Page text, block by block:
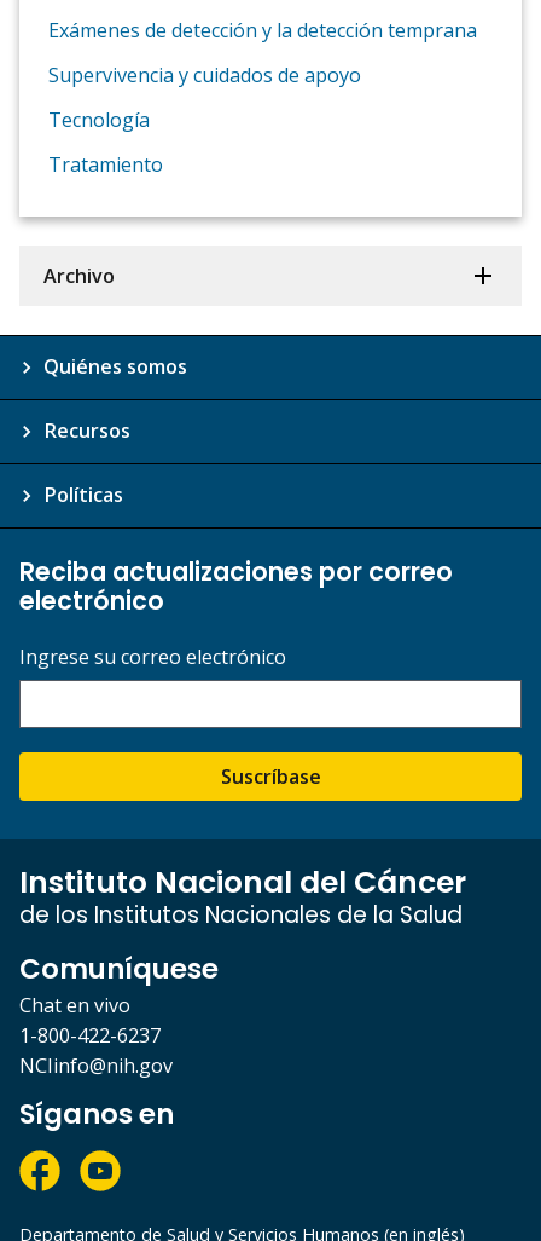
Exámenes de detección y la detección temprana
Supervivencia y cuidados de apoyo
Tecnología
Tratamiento
Archivo
Quiénes somos
Recursos
Políticas
Reciba actualizaciones por correo
electrónico
Ingrese su correo electrónico
Suscríbase
Instituto Nacional del Cáncer
de los Institutos Nacionales de la Salud
Comuníquese
Chat en vivo
1-800-422-6237
NCIinfo@nih.gov
Síganos en
Departamento de Salud y Servicios Humanos (en inglés)